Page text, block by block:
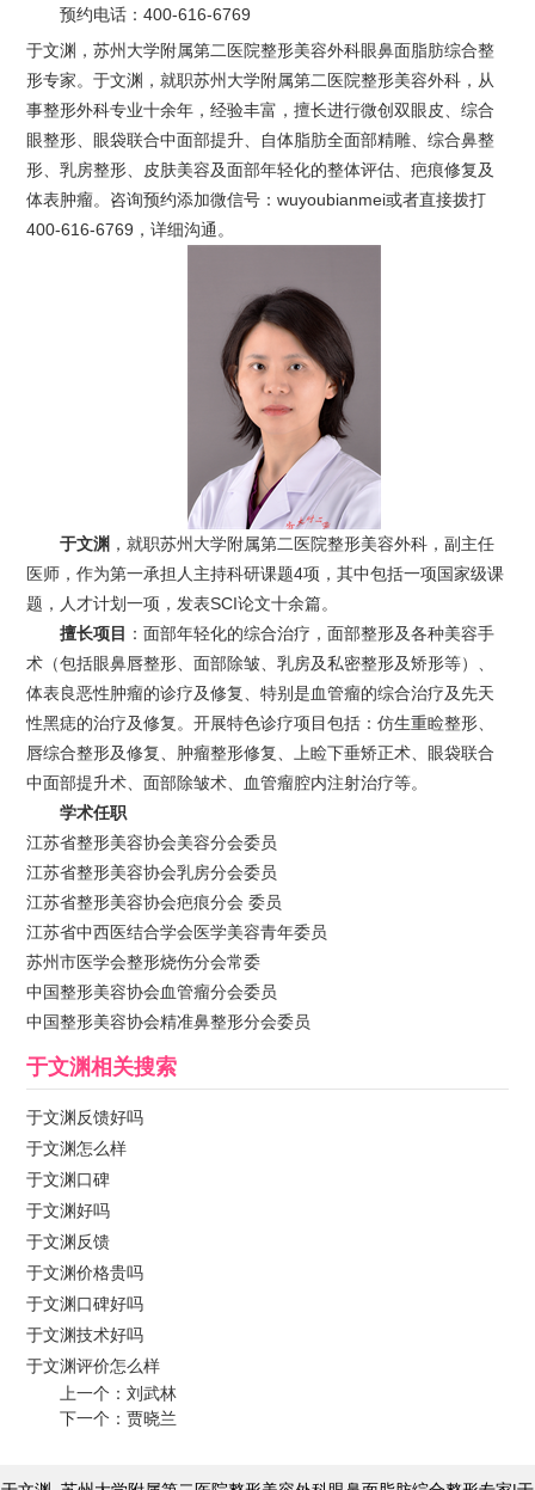
预约电话：400-616-6769
于文渊，苏州大学附属第二医院整形美容外科眼鼻面脂肪综合整
形专家。于文渊，就职苏州大学附属第二医院整形美容外科，从
事整形外科专业十余年，经验丰富，擅长进行微创双眼皮、综合
眼整形、眼袋联合中面部提升、自体脂肪全面部精雕、综合鼻整
形、乳房整形、皮肤美容及面部年轻化的整体评估、疤痕修复及
体表肿瘤。咨询预约添加微信号：wuyoubianmei或者直接拨打
400-616-6769，详细沟通。
于文渊 ，就职苏州大学附属第二医院整形美容外科，副主任
医师，作为第一承担人主持科研课题4项，其中包括一项国家级课
题，人才计划一项，发表SCI论文十余篇。
擅长项目 ：面部年轻化的综合治疗，面部整形及各种美容手
术（包括眼鼻唇整形、面部除皱、乳房及私密整形及矫形等）、
体表良恶性肿瘤的诊疗及修复、特别是血管瘤的综合治疗及先天
性黑痣的治疗及修复。开展特色诊疗项目包括：仿生重睑整形、
唇综合整形及修复、肿瘤整形修复、上睑下垂矫正术、眼袋联合
中面部提升术、面部除皱术、血管瘤腔内注射治疗等。
学术任职
江苏省整形美容协会美容分会委员
江苏省整形美容协会乳房分会委员
江苏省整形美容协会疤痕分会 委员
江苏省中西医结合学会医学美容青年委员
苏州市医学会整形烧伤分会常委
中国整形美容协会血管瘤分会委员
中国整形美容协会精准鼻整形分会委员
于文渊相关搜索
于文渊反馈好吗
于文渊怎么样
于文渊口碑
于文渊好吗
于文渊反馈
于文渊价格贵吗
于文渊口碑好吗
于文渊技术好吗
于文渊评价怎么样
上一个：刘武林
下一个：贾晓兰